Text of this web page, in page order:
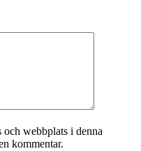
och webbplats i denna
kommentar.